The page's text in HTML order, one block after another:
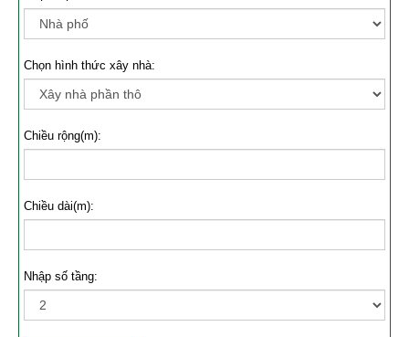
Chọn hình thức xây nhà:
Chiều rộng(m):
Chiều dài(m):
Nhập số tầng: